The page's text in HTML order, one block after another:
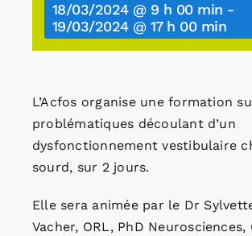
18/03/2024 @ 9 h 00 min -
19/03/2024 @ 17 h 00 min
L’Acfos organise une formation
problématiques découlant d’un
dysfonctionnement vestibulaire
sourd, sur 2 jours.
Elle sera animée par le Dr
Vacher, ORL, PhD